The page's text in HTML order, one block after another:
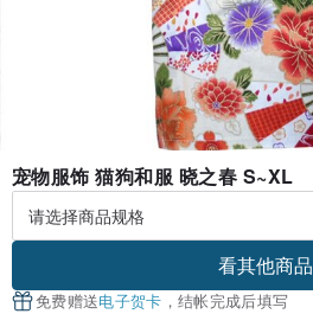
宠物服饰 猫狗和服 晓之春 S~XL
看其他商品
免费赠送电子贺卡 ，结帐完成后填写